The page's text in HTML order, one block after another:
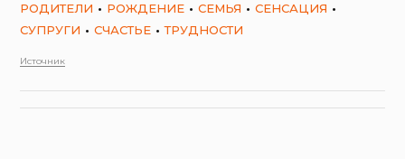
РОДИТЕЛИ
РОЖДЕНИЕ СЕМЬЯ
СЕНСАЦИЯ
СУПРУГИ
СЧАСТЬЕ ТРУДНОСТИ
Источник